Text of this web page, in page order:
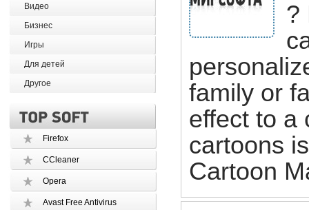
Видео
Бизнес
Игры
Для детей
Другое
Firefox
CCleaner
Opera
Avast Free Antivirus
?
family or
effect to a
cartoons
Cartoon